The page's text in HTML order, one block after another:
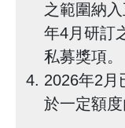
之範圍納
年4月研訂
私募獎項。
2026年2月
於一定額度